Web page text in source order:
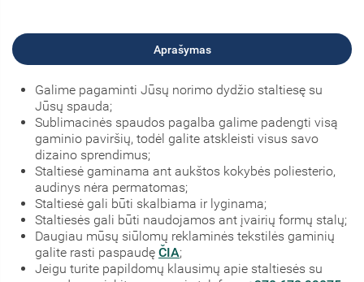
Aprašymas
Galime pagaminti Jūsų norimo dydžio staltiesę su
Jūsų spauda;
Sublimacinės spaudos pagalba galime padengti visą
gaminio paviršių, todėl galite atskleisti visus savo
dizaino sprendimus;
Staltiesė gaminama ant aukštos kokybės poliesterio,
audinys nėra permatomas;
Staltiesė gali būti skalbiama ir lyginama;
Staltiesės gali būti naudojamos ant įvairių formų stalų;
Daugiau mūsų siūlomų reklaminės tekstilės gaminių
galite rasti paspaudę ČIA;
Jeigu turite papildomų klausimų apie staltiesės su